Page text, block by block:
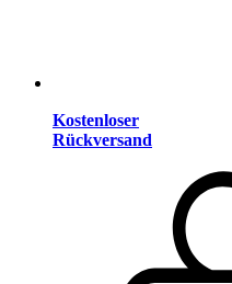
Kostenloser
Rückversand